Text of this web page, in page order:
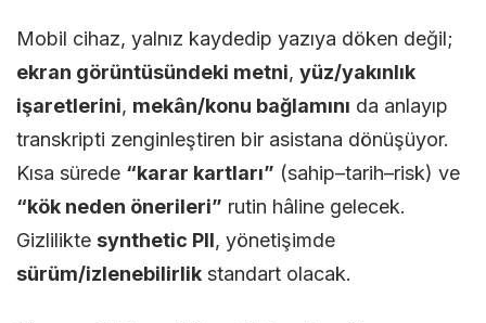
Mobil cihaz, yalnız kaydedip yazıya döken değil;
ekran görüntüsündeki metni, yüz/yakınlık
işaretlerini, mekân/konu bağlamını da anlayıp
transkripti zenginleştiren bir asistana dönüşüyor.
Kısa sürede “karar kartları” (sahip–tarih–risk) ve
“kök neden önerileri” rutin hâline gelecek.
Gizlilikte synthetic PII, yönetişimde
sürüm/izlenebilirlik standart olacak.